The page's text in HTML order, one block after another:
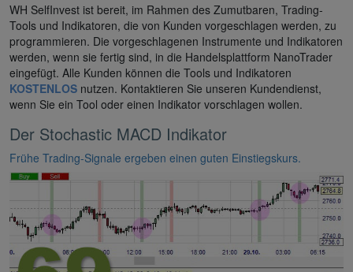
WH SelfInvest ist bereit, im Rahmen des Zumutbaren, Trading-
Tools und Indikatoren, die von Kunden vorgeschlagen werden, zu
programmieren. Die vorgeschlagenen Instrumente und Indikatoren
werden, wenn sie fertig sind, in die Handelsplattform NanoTrader
eingefügt. Alle Kunden können die Tools und Indikatoren
KOSTENLOS nutzen. Kontaktieren Sie unseren Kundendienst,
wenn Sie ein Tool oder einen Indikator vorschlagen wollen.
Der Stochastic MACD Indikator
Frühe Trading-Signale ergeben einen guten Einstiegskurs.